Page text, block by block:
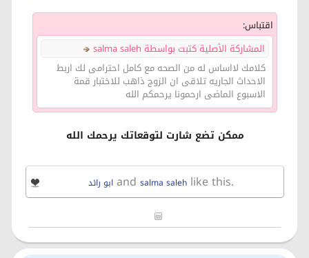
اقتباس:
المشاركة الأصلية كتبت بواسطة salma saleh
كلامك لااساس له من الصحه مع كامل احترامى لك اربط
الاحداث الجاريه تلاقى ان الزوج ذاهب للاختبار قمة
الاسبوع الماضى ارحمونا يرحمكم الله
ممكن تضع شارت لتوقعاتك يرحمك الله
ابو رائد and salma saleh like this.